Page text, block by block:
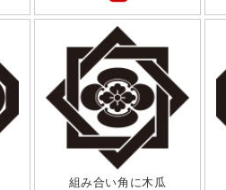
組み合い角に木瓜